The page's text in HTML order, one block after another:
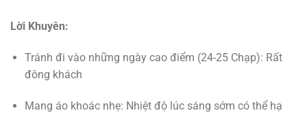
Lời Khuyên:
Tránh đi vào những ngày cao điểm (24-25 Chạp): Rất
đông khách
Mang áo khoác nhẹ: Nhiệt độ lúc sáng sớm có thể hạ